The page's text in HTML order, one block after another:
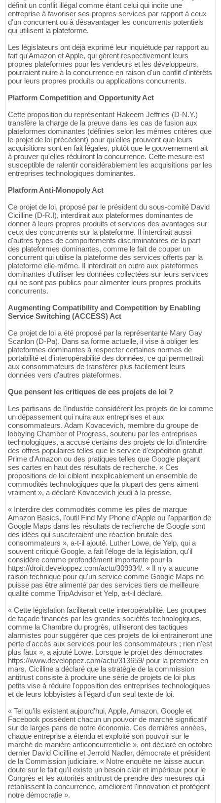
définit un conflit illégal comme étant celui qui incite une
entreprise à favoriser ses propres services par rapport à ceux
d'un concurrent ou à désavantager les concurrents potentiels
qui utilisent la plateforme.
Les législateurs ont déjà exprimé leur inquiétude par rapport au
fait qu'Amazon et Apple, qui gèrent respectivement leurs
propres plateformes pour les vendeurs et les développeurs,
pourraient nuire à la concurrence en raison d'un conflit d'intérêts
pour leurs propres produits ou applications concurrents.
Platform Competition and Opportunity Act
Cette proposition du représentant Hakeem Jeffries (D-N.Y.)
transfère la charge de la preuve dans les cas de fusion aux
plateformes dominantes (définies selon les mêmes critères que
le projet de loi précédent) pour qu'elles prouvent que leurs
acquisitions sont en fait légales, plutôt que le gouvernement ait
à prouver qu'elles réduiront la concurrence. Cette mesure est
susceptible de ralentir considérablement les acquisitions par les
entreprises technologiques dominantes.
Platform Anti-Monopoly Act
Ce projet de loi, proposé par le président du sous-comité David
Cicilline (D-R.I), interdirait aux plateformes dominantes de
donner à leurs propres produits et services des avantages sur
ceux des concurrents sur la plateforme. Il interdirait aussi
d'autres types de comportements discriminatoires de la part
des plateformes dominantes, comme le fait de couper un
concurrent qui utilise la plateforme des services offerts par la
plateforme elle-même. Il interdirait en outre aux plateformes
dominantes d'utiliser les données collectées sur leurs services
qui ne sont pas publics pour alimenter leurs propres produits
concurrents.
Augmenting Compatibility and Competition by Enabling
Service Switching (ACCESS) Act
Ce projet de loi a été proposé par la représentante Mary Gay
Scanlon (D-Pa). Dans sa forme actuelle, il vise à obliger les
plateformes dominantes à respecter certaines normes de
portabilité et d'interopérabilité des données, ce qui permettrait
aux consommateurs de transférer plus facilement leurs
données vers d'autres plateformes.
Que pensent les critiques de ces projets de loi ?
Les partisans de l'industrie considèrent les projets de loi comme
un dépassement qui nuira aux entreprises et aux
consommateurs. Adam Kovacevich, membre du groupe de
lobbying Chamber of Progress, soutenu par les entreprises
technologiques, a accusé certains des projets de loi d'interdire
des offres populaires telles que le service d'expédition gratuit
Prime d'Amazon ou des pratiques telles que Google plaçant
ses cartes en haut des résultats de recherche. « Ces
propositions de loi ciblent inexplicablement un ensemble de
commodités technologiques que la plupart des gens aiment
vraiment », a déclaré Kovacevich jeudi à la presse.
« Interdire des commodités comme les piles de marque
Amazon Basics, l'outil Find My Phone d'Apple ou l'apparition de
Google Maps dans les résultats de recherche de Google sont
des idées qui susciteraient une réaction brutale des
consommateurs », a-t-il ajouté. Luther Lowe, de Yelp, qui a
souvent critiqué Google, a fait l'éloge de la législation, qu'il
considère comme profondément importante pour la
https://droit.developpez.com/actu/309934/. « Il n'y a aucune
raison technique pour qu'un service comme Google Maps ne
puisse pas être alimenté par des services tiers de meilleure
qualité comme TripAdvisor et Yelp, a-t-il déclaré.
« Cette législation faciliterait cette interopérabilité. Les groupes
de façade financés par les grandes sociétés technologiques,
comme la Chambre du progrès, utiliseront des tactiques
alarmistes pour suggérer que ces projets de loi entraineront une
perte d'accès aux services pour les consommateurs ; rien n'est
plus faux », a ajouté Lowe. Lorsque le projet des démocrates
https://www.developpez.com/actu/313659/ pour la première en
mars, Cicilline a déclaré que la stratégie de la commission
antitrust consiste à produire une série de projets de loi plus
petits vise à réduire l'opposition des entreprises technologiques
et de leurs lobbyistes à l'égard d'un seul texte de loi.
« Tel qu'ils existent aujourd'hui, Apple, Amazon, Google et
Facebook possèdent chacun un pouvoir de marché significatif
sur de larges pans de notre économie. Ces dernières années,
chaque entreprise a étendu et exploité son pouvoir sur le
marché de manière anticoncurrentielle », ont déclaré en octobre
dernier David Cicilline et Jerrold Nadler, démocrate et président
de la Commission judiciaire. « Notre enquête ne laisse aucun
doute sur le fait qu'il existe un besoin clair et impérieux pour le
Congrès et les autorités antitrust de prendre des mesures qui
rétablissent la concurrence, améliorent l'innovation et protègent
notre démocratie ».